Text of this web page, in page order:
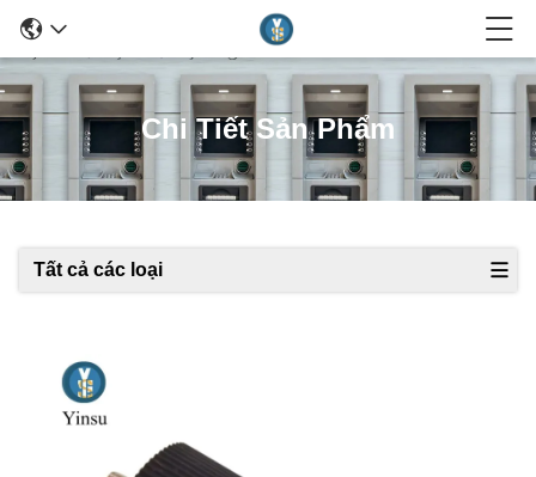
Chi Tiết Sản Phẩm
Tất cả các loại